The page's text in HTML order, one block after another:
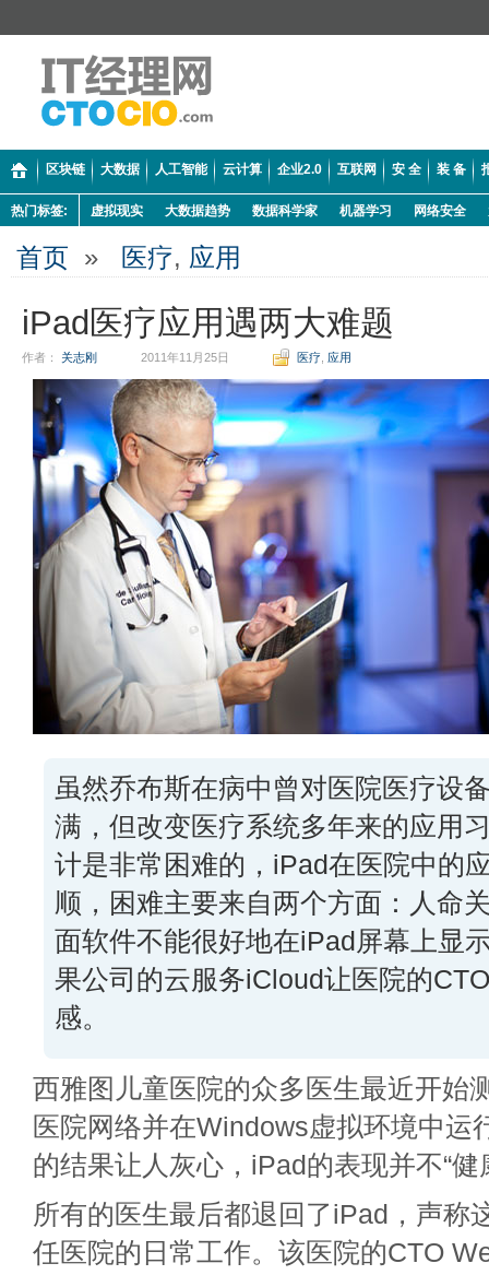
区块链 大数据 人工智能 云计算 企业2.0 互联网 安 全 装 备
热门标签: 虚拟现实 大数据趋势 数据科学家 机器学习 网络安全
首页 » 医疗, 应用
iPad医疗应用遇两大难题
作者： 关志刚 2011年11月25日 医疗 应用
虽然乔布斯在病中曾对医院医疗设
满，但改变医疗系统多年来的应用
计是非常困难的，iPad在医院中的
顺，困难主要来自两个方面：人命
面软件不能很好地在iPad屏幕上显
果公司的云服务iCloud让医院的
感。
西雅图儿童医院的众多医生最近开始
医院网络并在Windows虚拟环境中运
的结果让人灰心，iPad的表现并不“健
所有的医生最后都退回了iPad，声称
任医院的日常工作。该医院的CTO